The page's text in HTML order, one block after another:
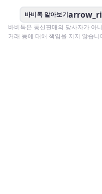
바비톡 알아보기
바비톡은 통신판매의 당사자가 아
거래 등에 대해 책임을 지지 않습니